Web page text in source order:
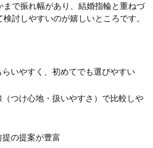
で振れ幅があり、結婚指輪と重ねづ
討しやすいのが嬉しいところです。
いやすく、初めてでも選びやすい
つけ心地・扱いやすさ）で比較しや
の提案が豊富